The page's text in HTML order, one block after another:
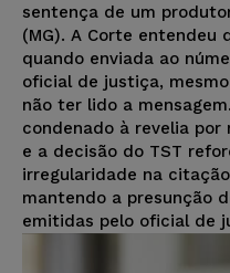
sentença de um
(MG). A Corte entendeu
quando enviada ao
oficial de justiça,
não ter lido a
condenado à revelia por
e a decisão do TST
irregularidade na
mantendo a presunção
emitidas pelo oficial de